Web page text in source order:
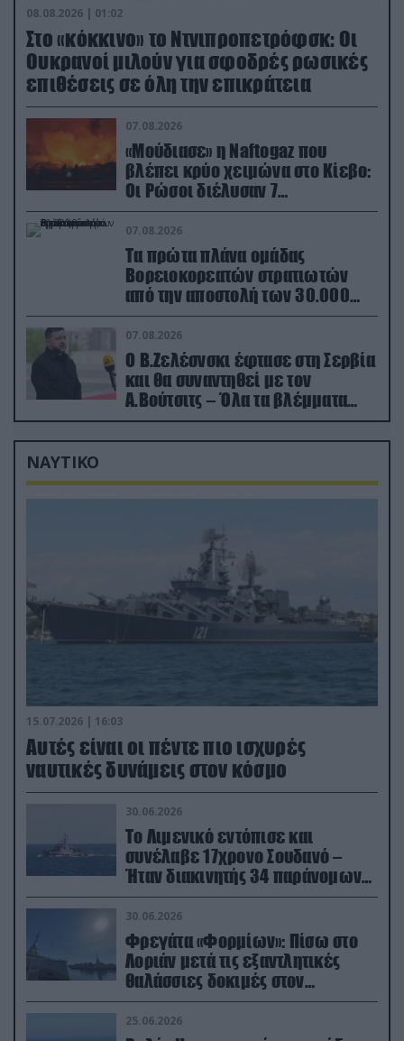
08.08.2026 | 01:02
Στο «κόκκινο» το Ντνιπροπετρόφσκ: Οι
Ουκρανοί μιλούν για σφοδρές ρωσικές
επιθέσεις σε όλη την επικράτεια
07.08.2026
«Μούδιασε» η Naftogaz που
βλέπει κρύο χειμώνα στο Κίεβο:
Οι Ρώσοι διέλυσαν 7
εγκαταστάσεις του ουκρανικού
κολοσσού!
07.08.2026
Τα πρώτα πλάνα ομάδας
Βορειοκορεατών στρατιωτών
από την αποστολή των 30.000
που έφτασαν στη Ρωσία (βίντεο)
07.08.2026
Ο Β.Ζελέσνσκι έφτασε στη Σερβία
και θα συναντηθεί με τον
Α.Βούτσιτς – Όλα τα βλέμματα
στις σχέσεις με τη Ρωσία
ΝΑΥΤΙΚΟ
15.07.2026 | 16:03
Aυτές είναι οι πέντε πιο ισχυρές
ναυτικές δυνάμεις στον κόσμο
30.06.2026
Το Λιμενικό εντόπισε και
συνέλαβε 17χρονο Σουδανό –
Ήταν διακινητής 34 παράνομων
μεταναστών
30.06.2026
Φρεγάτα «Φορμίων»: Πίσω στο
Λοριάν μετά τις εξαντλητικές
θαλάσσιες δοκιμές στον
απαιτητικό Βισκαϊκό
25.06.2026